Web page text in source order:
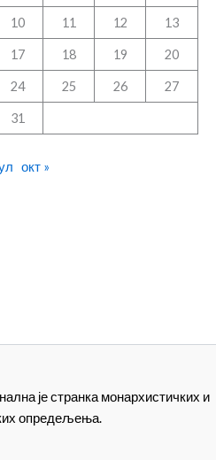
10 11 12 13
17 18 19 20
24 25 26 27
31
окт »
је странка монархистичких и
опредељења.